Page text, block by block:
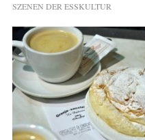
SZENEN DER ESSKULTUR